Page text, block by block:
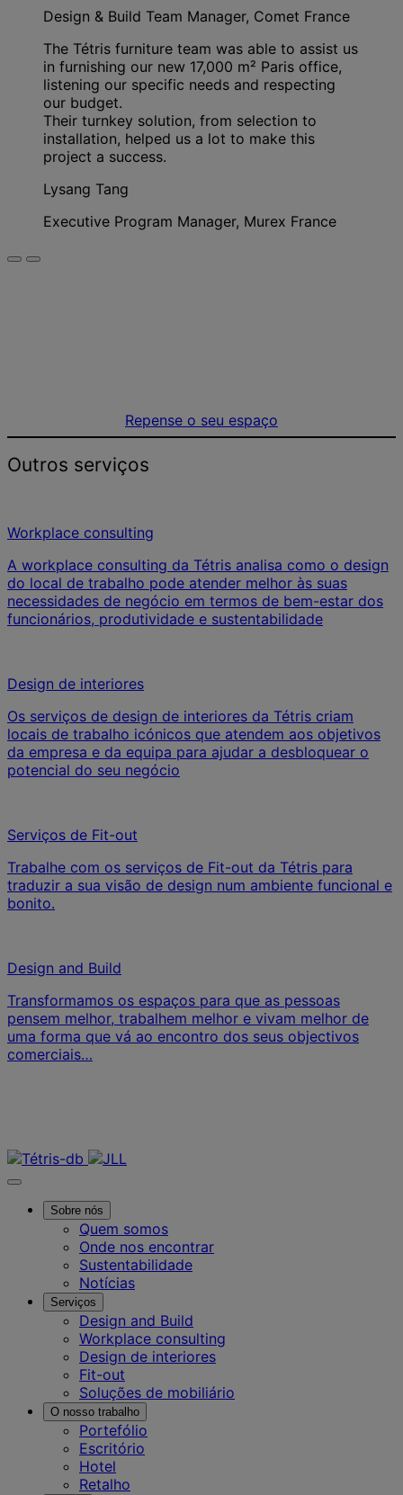
Design & Build Team Manager, Comet France
The Tétris furniture team was able to assist us
in furnishing our new 17,000 m² Paris office,
listening our specific needs and respecting
our budget.
Their turnkey solution, from selection to
installation, helped us a lot to make this
project a success.
Lysang Tang
Executive Program Manager, Murex France
Repense o seu espaço
Outros serviços
Workplace consulting
A workplace consulting da Tétris analisa como o design
do local de trabalho pode atender melhor às suas
necessidades de negócio em termos de bem-estar dos
funcionários, produtividade e sustentabilidade
Design de interiores
Os serviços de design de interiores da Tétris criam
locais de trabalho icónicos que atendem aos objetivos
da empresa e da equipa para ajudar a desbloquear o
potencial do seu negócio
Serviços de Fit-out
Trabalhe com os serviços de Fit-out da Tétris para
traduzir a sua visão de design num ambiente funcional e
bonito.
Design and Build
Transformamos os espaços para que as pessoas
pensem melhor, trabalhem melhor e vivam melhor de
uma forma que vá ao encontro dos seus objectivos
comerciais…
Sobre nós
Quem somos
Onde nos encontrar
Sustentabilidade
Notícias
Serviços
Design and Build
Workplace consulting
Design de interiores
Fit-out
Soluções de mobiliário
O nosso trabalho
Portefólio
Escritório
Hotel
Retalho